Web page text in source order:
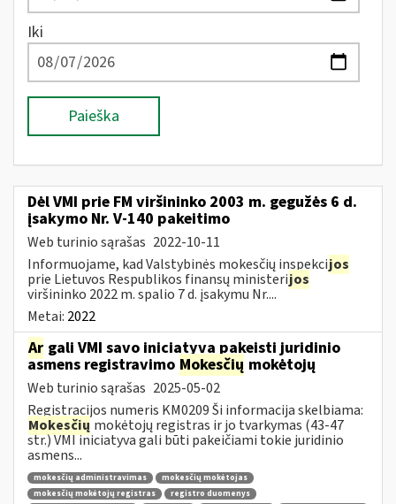
Iki
Paieška
Dėl VMI prie FM viršininko 2003 m. gegužės 6 d.
įsakymo Nr. V-140 pakeitimo
Web turinio sąrašas 2022-10-11
Informuojame, kad Valstybinės mokesčių inspekcijos
prie Lietuvos Respublikos finansų ministerijos
viršininko 2022 m. spalio 7 d. įsakymu Nr....
Metai: 2022
Ar gali VMI savo iniciatyva pakeisti juridinio
asmens registravimo Mokesčių mokėtojų
Web turinio sąrašas 2025-05-02
Registracijos numeris KM0209 Ši informacija skelbiama:
Mokesčių mokėtojų registras ir jo tvarkymas (43-47
str.) VMI iniciatyva gali būti pakeičiami tokie juridinio
asmens...
mokesčių administravimas
mokesčių mokėtojas
mokesčių mokėtojų registras
registro duomenys